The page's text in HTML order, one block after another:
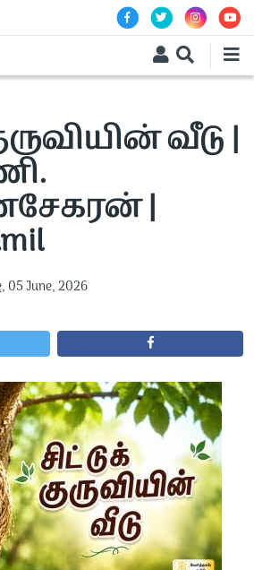
வீடு |
|
, 05 June, 2026